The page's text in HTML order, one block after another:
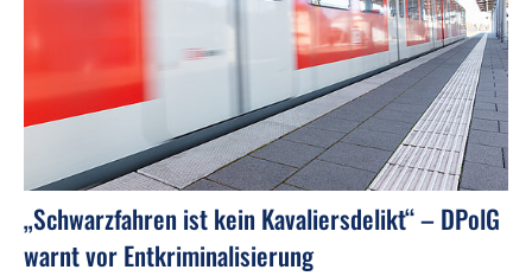
„Schwarzfahren ist kein Kavaliersdelikt“ – DPolG
warnt vor Entkriminalisierung